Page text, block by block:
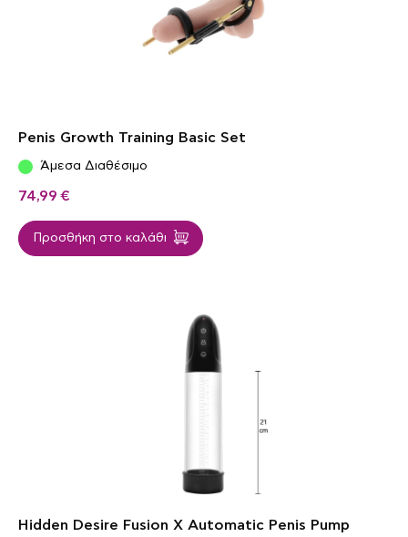
Penis Growth Training Basic Set
Άμεσα Διαθέσιμο
74,99 €
Προσθήκη στο καλάθι
Hidden Desire Fusion X Automatic Penis Pump